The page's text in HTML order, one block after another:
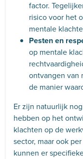
factor.
risico voor het
mentale
Pesten en
op mentale
ontvangen van
de manier
Er zijn natuurlijk
hebben op het
klachten op de
sector, maar ook
kunnen er